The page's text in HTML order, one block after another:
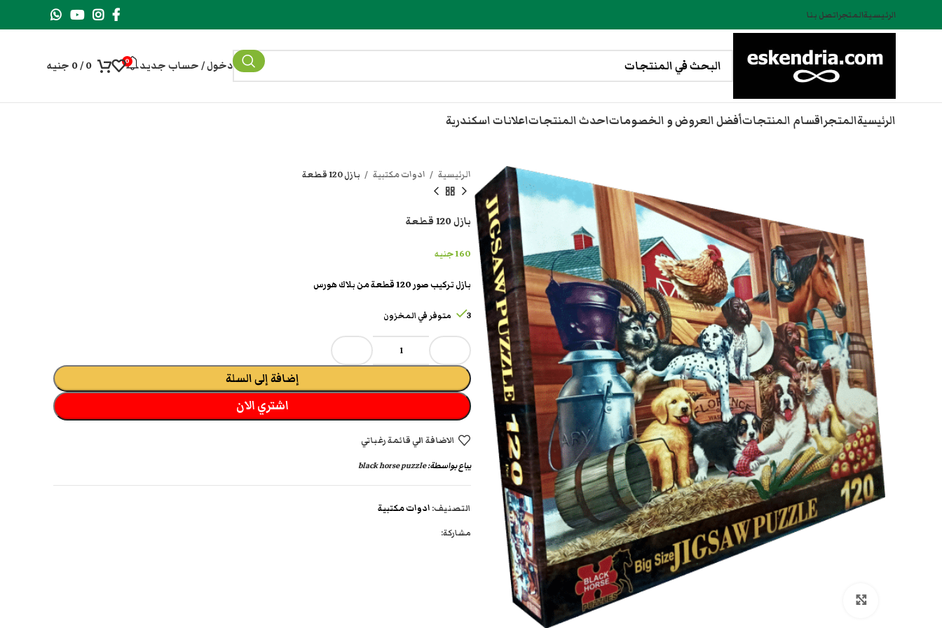
الرئيسيةالمتجراتصل بنا
دخول / حساب جديد 0
0
/
0 جنيه
الرئيسيةالمتجراقسام المنتجاتأفضل العروض و الخصوماتاحدث المنتجاتاعلانات اسكندرية
الرئيسية ادوات مكتبية بازل 120 قطعة
بازل 120 قطعة
160جنيه
بازل تركيب صور 120 قطعة من بلاك هورس
3 متوفر في المخزون
إضافة إلى السلة
اشتري الان
الاضافة الي قائمة رغباتي
يباع بواسطة:black horse puzzle
التصنيف: ادوات مكتبية
مشاركة: